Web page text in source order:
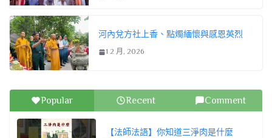
河內兌方社上香、點燭緬懷與感恩英烈
1 2 月, 2026
Popular Recent Comment
【法師法語】你知道三淨肉是什麼